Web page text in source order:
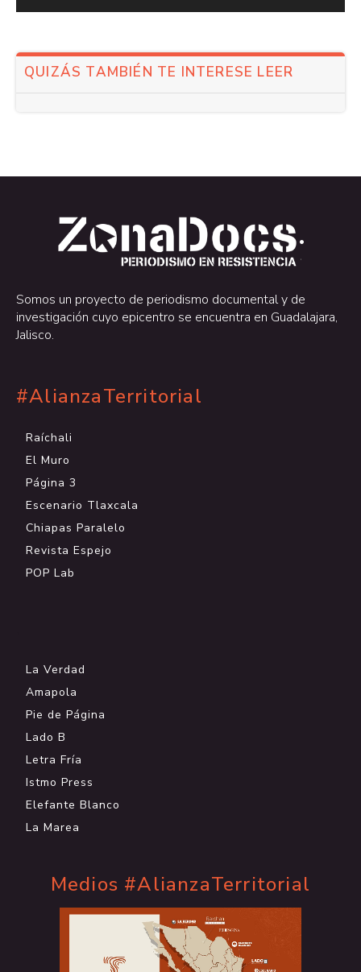
QUIZÁS TAMBIÉN TE INTERESE LEER
.
.
Somos un proyecto de periodismo documental y de
investigación cuyo epicentro se encuentra en Guadalajara,
Jalisco.
#AlianzaTerritorial
Raíchali
El Muro
Página 3
Escenario Tlaxcala
Chiapas Paralelo
Revista Espejo
POP Lab
La Verdad
Amapola
Pie de Página
Lado B
Letra Fría
Istmo Press
Elefante Blanco
La Marea
Medios #AlianzaTerritorial